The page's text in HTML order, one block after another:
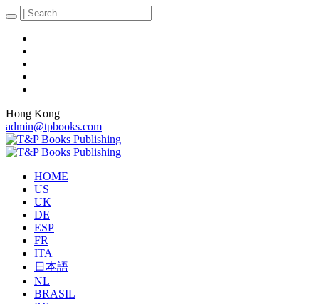
Hong Kong
admin@tpbooks.com
HOME
US
UK
DE
ESP
FR
ITA
日本語
NL
BRASIL